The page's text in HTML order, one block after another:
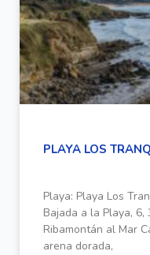
PLAYA LOS
Playa: Playa Los
Bajada a la Playa, 6,
Ribamontán al Mar
arena dorada,